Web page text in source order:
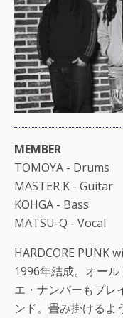
MEMBER
TOMOYA - Drums
MASTER K - Guitar
KOHGA - Bass
MATSU-Q - Vocal
HARDCORE PUNK
1996年結成。オー
エ・ナンバーもプレ
ンド。畳み掛けるよ